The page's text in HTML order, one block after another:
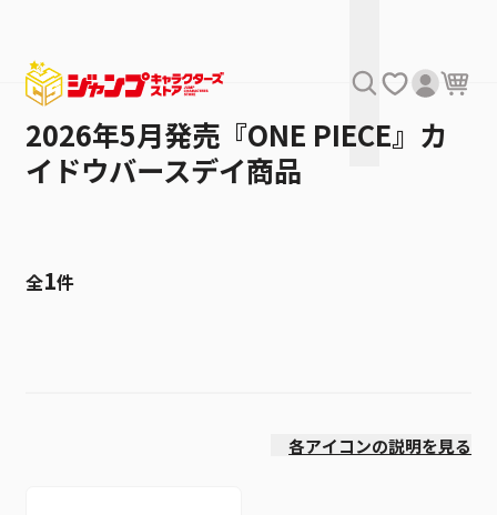
2026年5月発売『ONE PIECE』カ
イドウバースデイ商品
全1件
各アイコンの説明を見る